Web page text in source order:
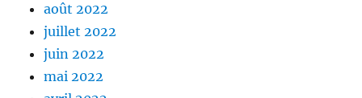
août 2022
juillet 2022
juin 2022
mai 2022